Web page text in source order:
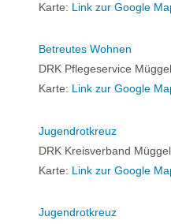
Karte: Link zur Google
Betreutes Wohnen
DRK Pflegeservice
Karte: Link zur Google
Jugendrotkreuz
DRK Kreisverband
Karte: Link zur Google
Jugendrotkreuz